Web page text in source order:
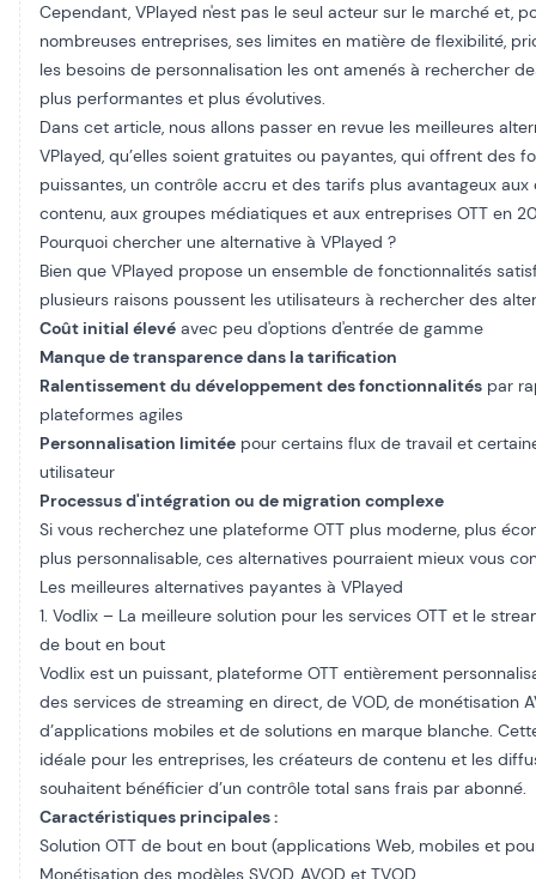
Cependant, VPlayed n'est pas le seul acteur sur le marché et,
nombreuses entreprises, ses limites en matière de flexibilité,
les besoins de personnalisation les ont amenés à rechercher
plus performantes et plus évolutives.
Dans cet article, nous allons passer en revue les meilleures
VPlayed, qu’elles soient gratuites ou payantes, qui offrent des
puissantes, un contrôle accru et des tarifs plus avantageux
contenu, aux groupes médiatiques et aux entreprises OTT en
Pourquoi chercher une alternative à VPlayed ?
Bien que VPlayed propose un ensemble de fonctionnalités
plusieurs raisons poussent les utilisateurs à rechercher des
Coût initial élevé avec peu d'options d'entrée de gamme
Manque de transparence dans la tarification
Ralentissement du développement des fonctionnalités par
plateformes agiles
Personnalisation limitée pour certains flux de travail et
utilisateur
Processus d'intégration ou de migration complexe
Si vous recherchez une plateforme OTT plus moderne, plus
plus personnalisable, ces alternatives pourraient mieux vous
Les meilleures alternatives payantes à VPlayed
1. Vodlix – La meilleure solution pour les services OTT et le
de bout en bout
Vodlix est un puissant, plateforme OTT entièrement
des services de streaming en direct, de VOD, de monétisation
d’applications mobiles et de solutions en marque blanche.
idéale pour les entreprises, les créateurs de contenu et les
souhaitent bénéficier d’un contrôle total sans frais par abonné.
Caractéristiques principales :
Solution OTT de bout en bout (applications Web, mobiles et
Monétisation des modèles SVOD, AVOD et TVOD